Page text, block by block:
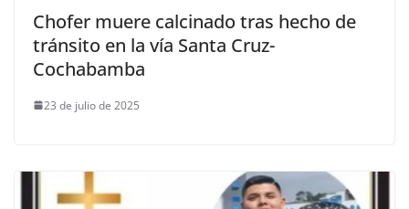
Chofer muere calcinado tras hecho de
tránsito en la vía Santa Cruz-
Cochabamba
23 de julio de 2025